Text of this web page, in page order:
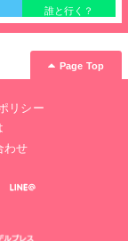
誰と行く？
Page Top
リシー
わせ